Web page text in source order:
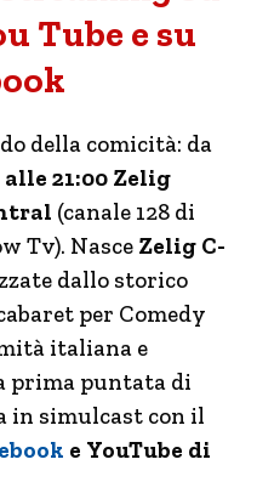
Tube e su
della comicità: da
21:00 Zelig
(canale 128 di
Tv). Nasce Zelig C-
dallo storico
per Comedy
italiana e
prima puntata di
in simulcast con il
e YouTube di